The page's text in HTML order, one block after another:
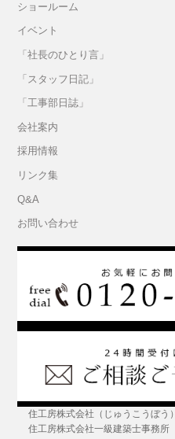
ショールーム
イベント
「社長のひとり言」
「スタッフ日記」
「工事部日誌」
会社案内
採用情報
リンク集
Q&A
お問い合わせ
住工房株式会社（じゅうこうぼう）
住工房株式会社一級建築士事務所